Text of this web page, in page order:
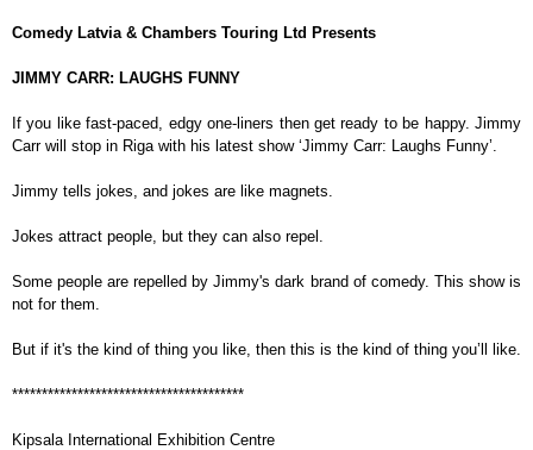
Comedy Latvia & Chambers Touring Ltd Presents
JIMMY CARR: LAUGHS FUNNY
If you like fast-paced, edgy one-liners then get ready to be happy. Jimmy
Carr will stop in Riga with his latest show ‘Jimmy Carr: Laughs Funny’.
Jimmy tells jokes, and jokes are like magnets.
Jokes attract people, but they can also repel.
Some people are repelled by Jimmy's dark brand of comedy. This show is
not for them.
But if it's the kind of thing you like, then this is the kind of thing you’ll like.
***************************************
Kipsala International Exhibition Centre